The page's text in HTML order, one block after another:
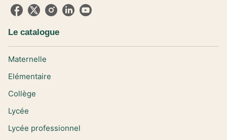
Le catalogue
Maternelle
Elémentaire
Collège
Lycée
Lycée professionnel